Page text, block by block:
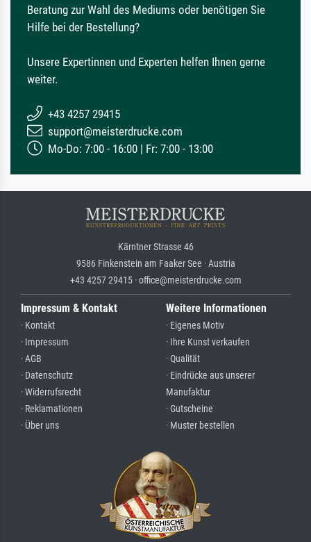
Beratung zur Wahl des Mediums oder benötigen Sie
Hilfe bei der Bestellung?
Unsere Expertinnen und Experten helfen Ihnen gerne
weiter.
+43 4257 29415
support@meisterdrucke.com
Mo-Do: 7:00 - 16:00 | Fr: 7:00 - 13:00
Kärntner Strasse 46
9586 Finkenstein am Faaker See · Austria
+43 4257 29415 · office@meisterdrucke.com
Impressum & Kontakt
· Kontakt
· Impressum
· AGB
· Datenschutz
· Widerrufsrecht
· Reklamationen
· Über uns
Weitere Informationen
· Eigenes Motiv
· Ihre Kunst verkaufen
· Qualität
· Eindrücke aus unserer
Manufaktur
· Gutscheine
· Muster bestellen